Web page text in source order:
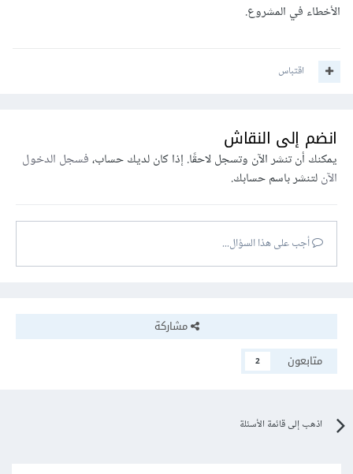
الأخطاء في المشروع.
اقتباس
انضم إلى النقاش
يمكنك أن تنشر الآن وتسجل لاحقًا. إذا كان لديك حساب،فسجل الدخول
الآنلتنشر باسم حسابك.
أجب على هذا السؤال...
مشاركة
متابعون
2
اذهب إلى قائمة الأسئلة